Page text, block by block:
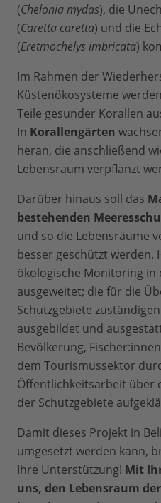
(Chelonia mydas), die
(Caretta caretta) und die
(Eretmochelys imbricata)
Im Rahmen der
Küstenökosysteme
Teile gesunder Korallen
In Korallengärten
heran, die anschließend
Lebensraum verpflanzt
Darüber hinaus soll das
bestehenden
und so die Lebensräume
besser geschützt werden.
ökologische Monitoring in
ausgeweitet; die für die
Schutzgebiete
ausgebildet und
Bevölkerung,
dem Tourismussektor
Öffentlichkeitsarbeit über
der Schutzgebiete
Damit dieses Projekt in
umgesetzt werden kann,
Ihre Unterstützung! Mit
uns, den Lebensraum